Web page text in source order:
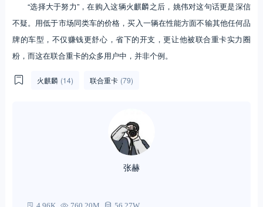
“选择大于努力”，在购入这辆火麒麟之后，姚伟对这句话更是深信
不疑。用低于市场同类车的价格，买入一辆在性能方面不输其他任何品
牌的车型，不仅赚钱更舒心，省下的开支，更让他被联合重卡实力圈
粉，而这在联合重卡的众多用户中，并非个例。
火麒麟 (14) 联合重卡 (79)
张赫